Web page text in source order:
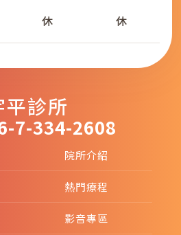
休 休
平診所
7-334-2608
院所介紹
熱門療程
影音專區